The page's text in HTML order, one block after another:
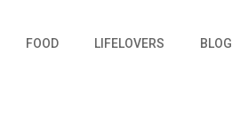
FOOD LIFELOVERS BLOG